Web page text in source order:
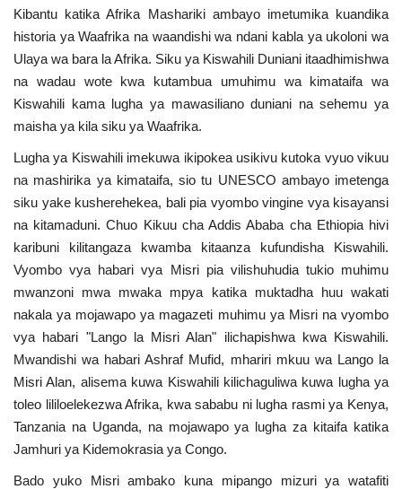
Nyaraka na Marejeleo
Waanzilishi
Raia wa ulimwengu mzima
Nyaraka
Nafasi
Washiriki
Video
Maonyesho
Wadhamini
Language
Kibantu katika Afrika Mashariki ambayo imetumika kuandika
historia ya Waafrika na waandishi wa ndani kabla ya ukoloni wa
Ulaya wa bara la Afrika. Siku ya Kiswahili Duniani itaadhimishwa
na wadau wote kwa kutambua umuhimu wa kimataifa wa
Kiswahili kama lugha ya mawasiliano duniani na sehemu ya
maisha ya kila siku ya Waafrika.
Lugha ya Kiswahili imekuwa ikipokea usikivu kutoka vyuo vikuu
na mashirika ya kimataifa, sio tu UNESCO ambayo imetenga
siku yake kusherehekea, bali pia vyombo vingine vya kisayansi
na kitamaduni. Chuo Kikuu cha Addis Ababa cha Ethiopia hivi
karibuni kilitangaza kwamba kitaanza kufundisha Kiswahili.
Vyombo vya habari vya Misri pia vilishuhudia tukio muhimu
mwanzoni mwa mwaka mpya katika muktadha huu wakati
nakala ya mojawapo ya magazeti muhimu ya Misri na vyombo
vya habari "Lango la Misri Alan" ilichapishwa kwa Kiswahili.
Mwandishi wa habari Ashraf Mufid, mhariri mkuu wa Lango la
Misri Alan, alisema kuwa Kiswahili kilichaguliwa kuwa lugha ya
toleo lililoelekezwa Afrika, kwa sababu ni lugha rasmi ya Kenya,
Tanzania na Uganda, na mojawapo ya lugha za kitaifa katika
Jamhuri ya Kidemokrasia ya Congo.
Bado yuko Misri ambako kuna mipango mizuri ya watafiti